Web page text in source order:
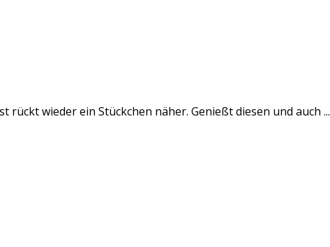
wieder ein Stückchen näher. Genießt diesen und auch ...